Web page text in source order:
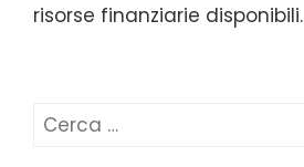
risorse finanziarie disponibili.
Ricerca